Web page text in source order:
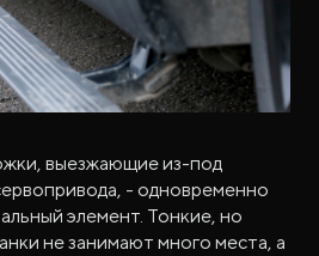
выезжающие из-под
- одновременно
элемент. Тонкие, но
не занимают много места, а